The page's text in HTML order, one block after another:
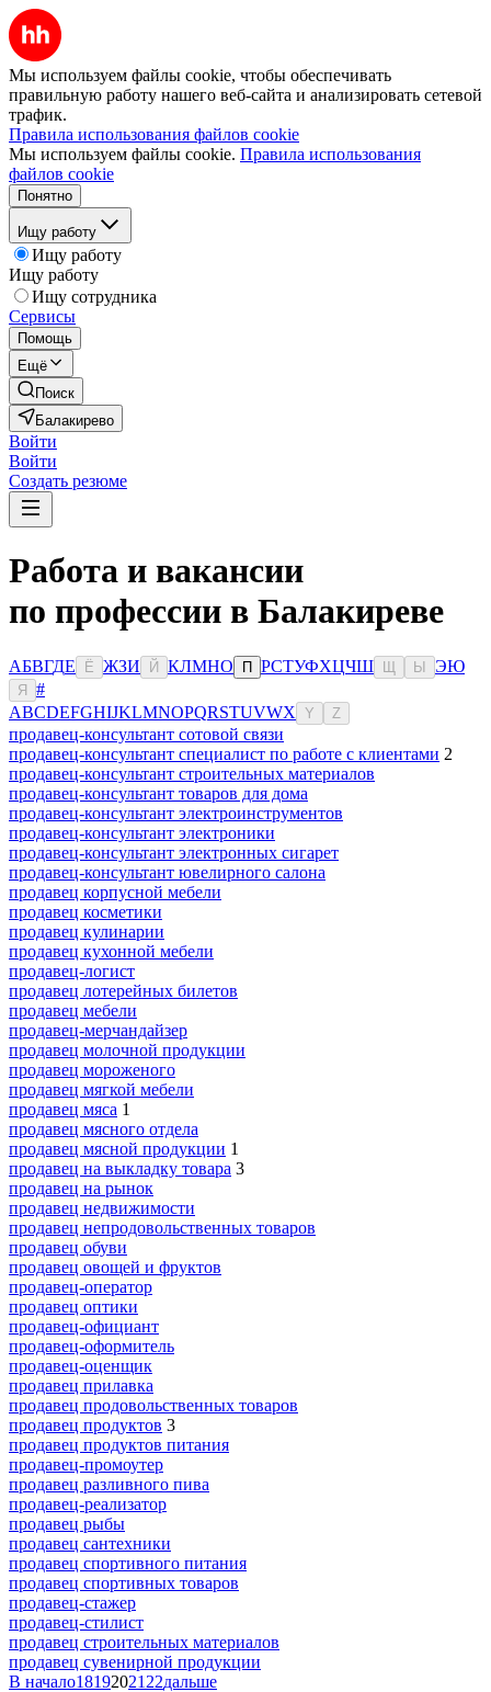
Мы используем файлы cookie, чтобы обеспечивать
правильную работу нашего веб-сайта и анализировать сетевой
трафик.
Правила использования файлов cookie
Мы используем файлы cookie. Правила использования
файлов cookie
Понятно
Ищу работу
Ищу работу
Ищу работу
Ищу сотрудника
Сервисы
Помощь
Ещё
Поиск
Балакирево
Войти
Войти
Создать резюме
Работа и вакансии
по профессии в Балакиреве
АБВГДЕ Ё ЖЗИ Й КЛМНО П РСТУФХЦЧШ Ы ЭЮ
Я
#
ABCDEFGHIJKLMNOPQRSTUVWX Y Z
продавец-консультант сотовой связи
продавец-консультант специалист по работе с клиентами 2
продавец-консультант строительных материалов
продавец-консультант товаров для дома
продавец-консультант электроинструментов
продавец-консультант электроники
продавец-консультант электронных сигарет
продавец-консультант ювелирного салона
продавец корпусной мебели
продавец косметики
продавец кулинарии
продавец кухонной мебели
продавец-логист
продавец лотерейных билетов
продавец мебели
продавец-мерчандайзер
продавец молочной продукции
продавец мороженого
продавец мягкой мебели
продавец мяса 1
продавец мясного отдела
продавец мясной продукции 1
продавец на выкладку товара 3
продавец на рынок
продавец недвижимости
продавец непродовольственных товаров
продавец обуви
продавец овощей и фруктов
продавец-оператор
продавец оптики
продавец-официант
продавец-оформитель
продавец-оценщик
продавец прилавка
продавец продовольственных товаров
продавец продуктов 3
продавец продуктов питания
продавец-промоутер
продавец разливного пива
продавец-реализатор
продавец рыбы
продавец сантехники
продавец спортивного питания
продавец спортивных товаров
продавец-стажер
продавец-стилист
продавец строительных материалов
продавец сувенирной продукции
В начало18192021 22дальше